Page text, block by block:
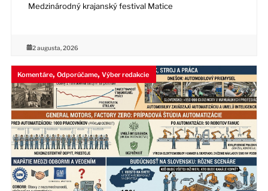
Medzinárodný krajanský festival Matice
2 augusta, 2026
Komentáre, Odporúčame, Výber redakcie